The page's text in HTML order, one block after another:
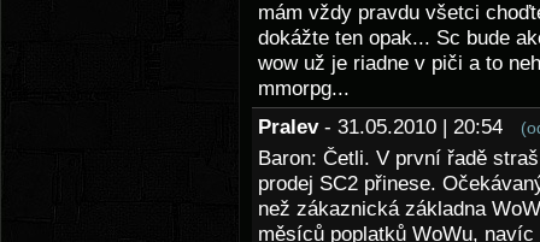
mám vždy pravdu všetci
dokážte ten opak... Sc bude
wow už je riadne v piči a to
mmorpg...
Pralev - 31.05.2010 | 20:54
Baron: Četli. V první řadě
prodej SC2 přinese.
než zákaznická základna
měsíců poplatků WoWu,